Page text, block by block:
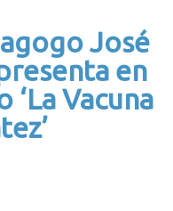
José
en
Vacuna